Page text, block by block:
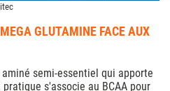
GLUTAMINE FACE AUX
semi-essentiel qui apporte
s'associe au BCAA pour